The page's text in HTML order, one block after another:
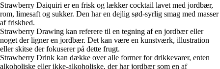
Strawberry Daiquiri er en frisk og lækker cocktail lavet med jordbær,
rom, limesaft og sukker. Den har en dejlig sød-syrlig smag med masser
af friskhed.
Strawberry Drawing kan referere til en tegning af en jordbær eller
noget der ligner en jordbær. Det kan være en kunstværk, illustration
eller skitse der fokuserer på dette frugt.
Strawberry Drink kan dække over alle former for drikkevarer, enten
alkoholiske eller ikke-alkoholiske, der har jordbær som en af